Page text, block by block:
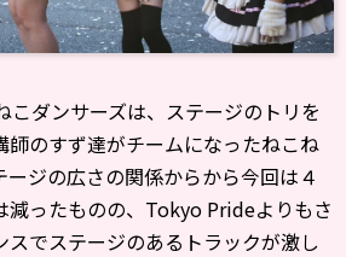
ダンサーズは、ステージのトリを
師のすず達がチームになったねこね
ジの広さの関係からから今回は４
減ったものの、Tokyo Prideよりもさ
スでステージのあるトラックが激し